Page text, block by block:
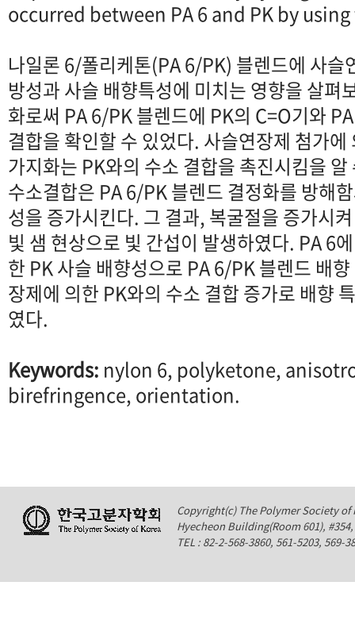
occurred between PA 6 and PK by
나일론 6/폴리케톤(PA 6/PK) 블렌드에 사슬
방성과 사슬 배향특성에 미치는 영향을 살펴
화로써 PA 6/PK 블렌드에 PK의 C=O기와
결합을 확인할 수 있었다. 사슬연장제 첨가
가지화는 PK와의 수소 결합을 촉진시킴을
수소결합은 PA 6/PK 블렌드 결정화를 방해
성을 증가시킨다. 그 결과, 복굴절을 증가시
빛 샘 현상으로 빛 간섭이 발생하였다. PA 6
한 PK 사슬 배향성으로 PA 6/PK 블렌드 배
장제에 의한 PK와의 수소 결합 증가로 배향
였다.
Keywords: nylon 6, polyketone,
birefringence, orientation.
Copyright(c) The Polymer Society of
Hyecheon Building(Room 601),
TEL : 82-2-568-3860, 561-5203,